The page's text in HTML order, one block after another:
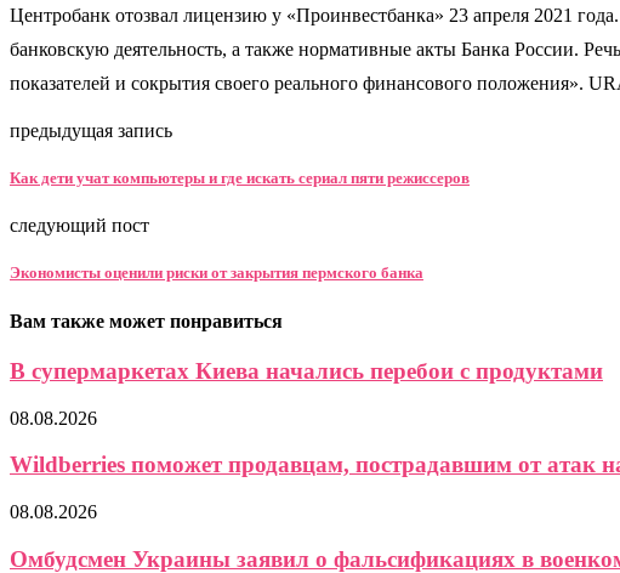
Центробанк отозвал лицензию у «Проинвестбанка» 23 апреля 2021
банковскую деятельность, а также нормативные акты Банка России.
показателей и сокрытия своего реального финансового положения».
предыдущая запись
Как дети учат компьютеры и где искать сериал пяти режиссеров
следующий пост
Экономисты оценили риски от закрытия пермского банка
Вам также может понравиться
В супермаркетах Киева начались перебои с продуктами
08.08.2026
Wildberries поможет продавцам, пострадавшим от атак
08.08.2026
Омбудсмен Украины заявил о фальсификациях в